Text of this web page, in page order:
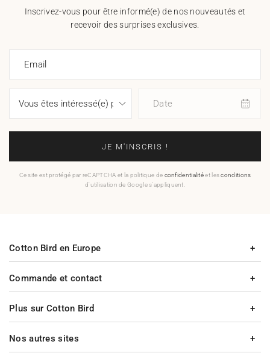
Inscrivez-vous pour être informé(e) de nos nouveautés et
recevoir des surprises exclusives.
Email
Date
JE M'INSCRIS !
Ce site est protégé par reCAPTCHA et la politique de confidentialitéet lesconditions
d'utilisation de Google s'appliquent.
Commande et contact
Plus sur Cotton Bird
Cotton Bird en Europe
Nos autres sites